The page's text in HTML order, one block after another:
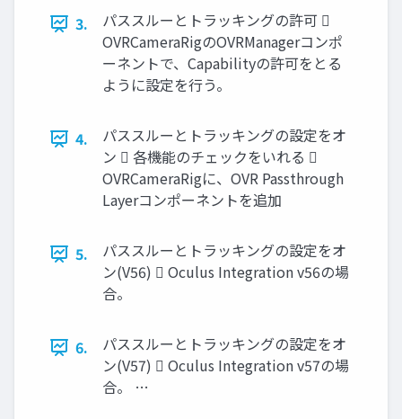
3.
パススルーとトラッキングの許可 
OVRCameraRigのOVRManagerコンポ
ーネントで、Capabilityの許可をとる
ように設定を行う。
4.
パススルーとトラッキングの設定をオ
ン  各機能のチェックをいれる 
OVRCameraRigに、OVR Passthrough
Layerコンポーネントを追加
5.
パススルーとトラッキングの設定をオ
ン(V56)  Oculus Integration v56の場
合。
6.
パススルーとトラッキングの設定をオ
ン(V57)  Oculus Integration v57の場
合。 …